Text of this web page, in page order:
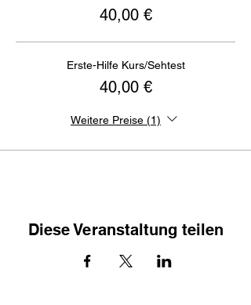
40,00 €
Erste-Hilfe Kurs/Sehtest
40,00 €
Weitere Preise (1)
Diese Veranstaltung teilen